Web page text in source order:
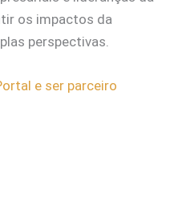
os impactos da
perspectivas.
e ser parceiro